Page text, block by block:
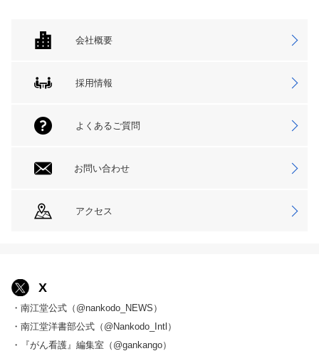
会社概要
採用情報
よくあるご質問
お問い合わせ
アクセス
X
・南江堂公式（@nankodo_NEWS）
・南江堂洋書部公式（@Nankodo_Intl）
・『がん看護』編集室（@gankango）